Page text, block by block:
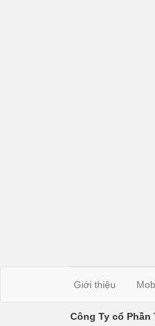
Giới thiệu
Công Ty cổ Phần